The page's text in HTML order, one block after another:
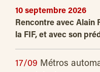
10 septembre 2026
Rencontre avec Alain
la FIF, et avec son
17/09 Métros